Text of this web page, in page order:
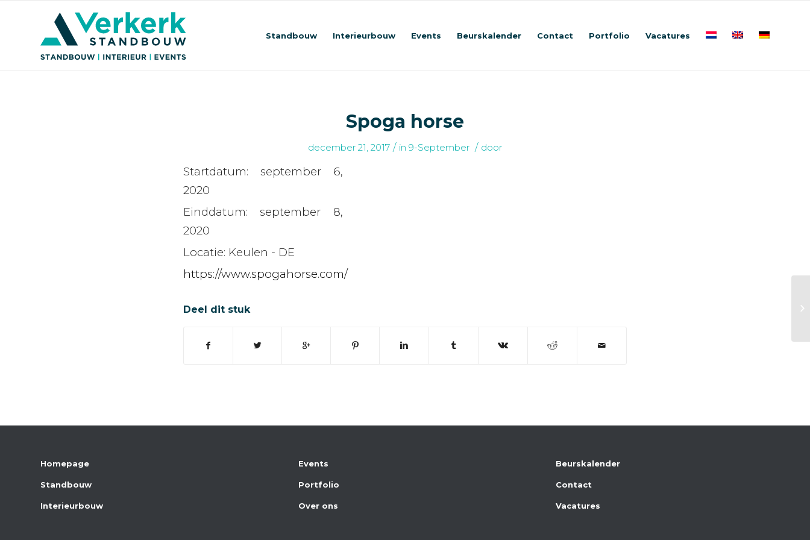
Standbouw Interieurbouw Events Beurskalender Contact Portfolio Vacatures
Spoga horse
december 21, 2017 / in 9-September / door
Startdatum: september 6,
2020
Einddatum:september 8,
2020
Locatie: Keulen - DE
https://www.spogahorse.com/
Deel dit stuk
Homepage
Standbouw
Interieurbouw
Events
Portfolio
Over ons
Beurskalender
Contact
Vacatures